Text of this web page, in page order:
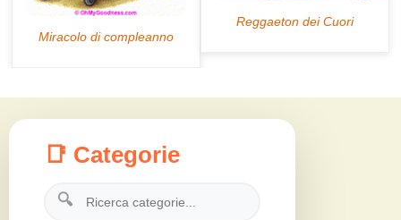
📑 Categorie
🔍